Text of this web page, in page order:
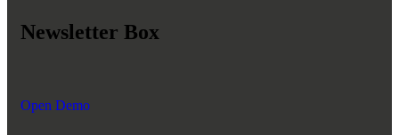
Newsletter Box
Open Demo